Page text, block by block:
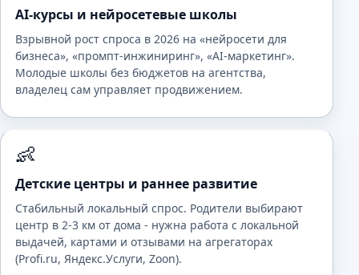
AI-курсы и нейросетевые школы
Взрывной рост спроса в 2026 на «нейросети для
бизнеса», «промпт-инжиниринг», «AI-маркетинг».
Молодые школы без бюджетов на агентства,
владелец сам управляет продвижением.
👶
Детские центры и раннее развитие
Стабильный локальный спрос. Родители выбирают
центр в 2-3 км от дома - нужна работа с локальной
выдачей, картами и отзывами на агрегаторах
(Profi.ru, Яндекс.Услуги, Zoon).